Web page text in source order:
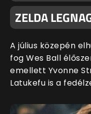
ZELDA
A július közepén
fog Wes Ball
emellett Yvonne
Latukefu is a